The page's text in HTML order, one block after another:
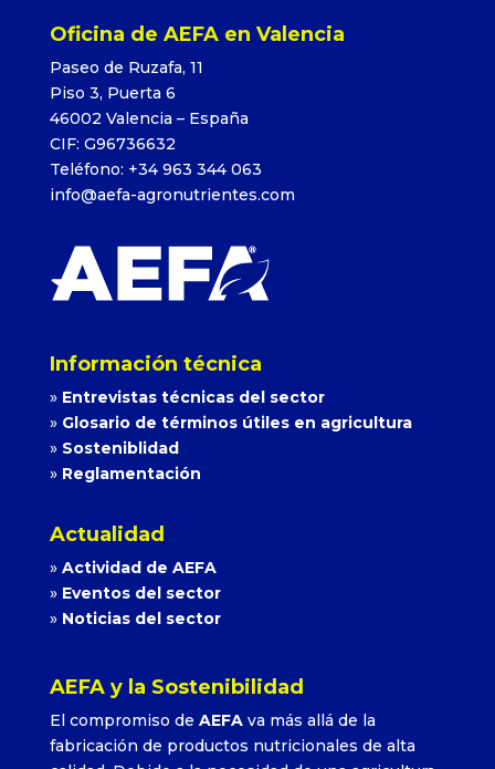
Oficina de AEFA en Valencia
Paseo de Ruzafa, 11
Piso 3, Puerta 6
46002 Valencia – España
CIF: G96736632
Teléfono: +34 963 344 063
info@aefa-agronutrientes.com
Información técnica
» Entrevistas técnicas del sector
» Glosario de términos útiles en agricultura
» Sosteniblidad
» Reglamentación
Actualidad
» Actividad de AEFA
» Eventos del sector
» Noticias del sector
AEFA y la Sostenibilidad
El compromiso de AEFAva más allá de la
fabricación de productos nutricionales de alta